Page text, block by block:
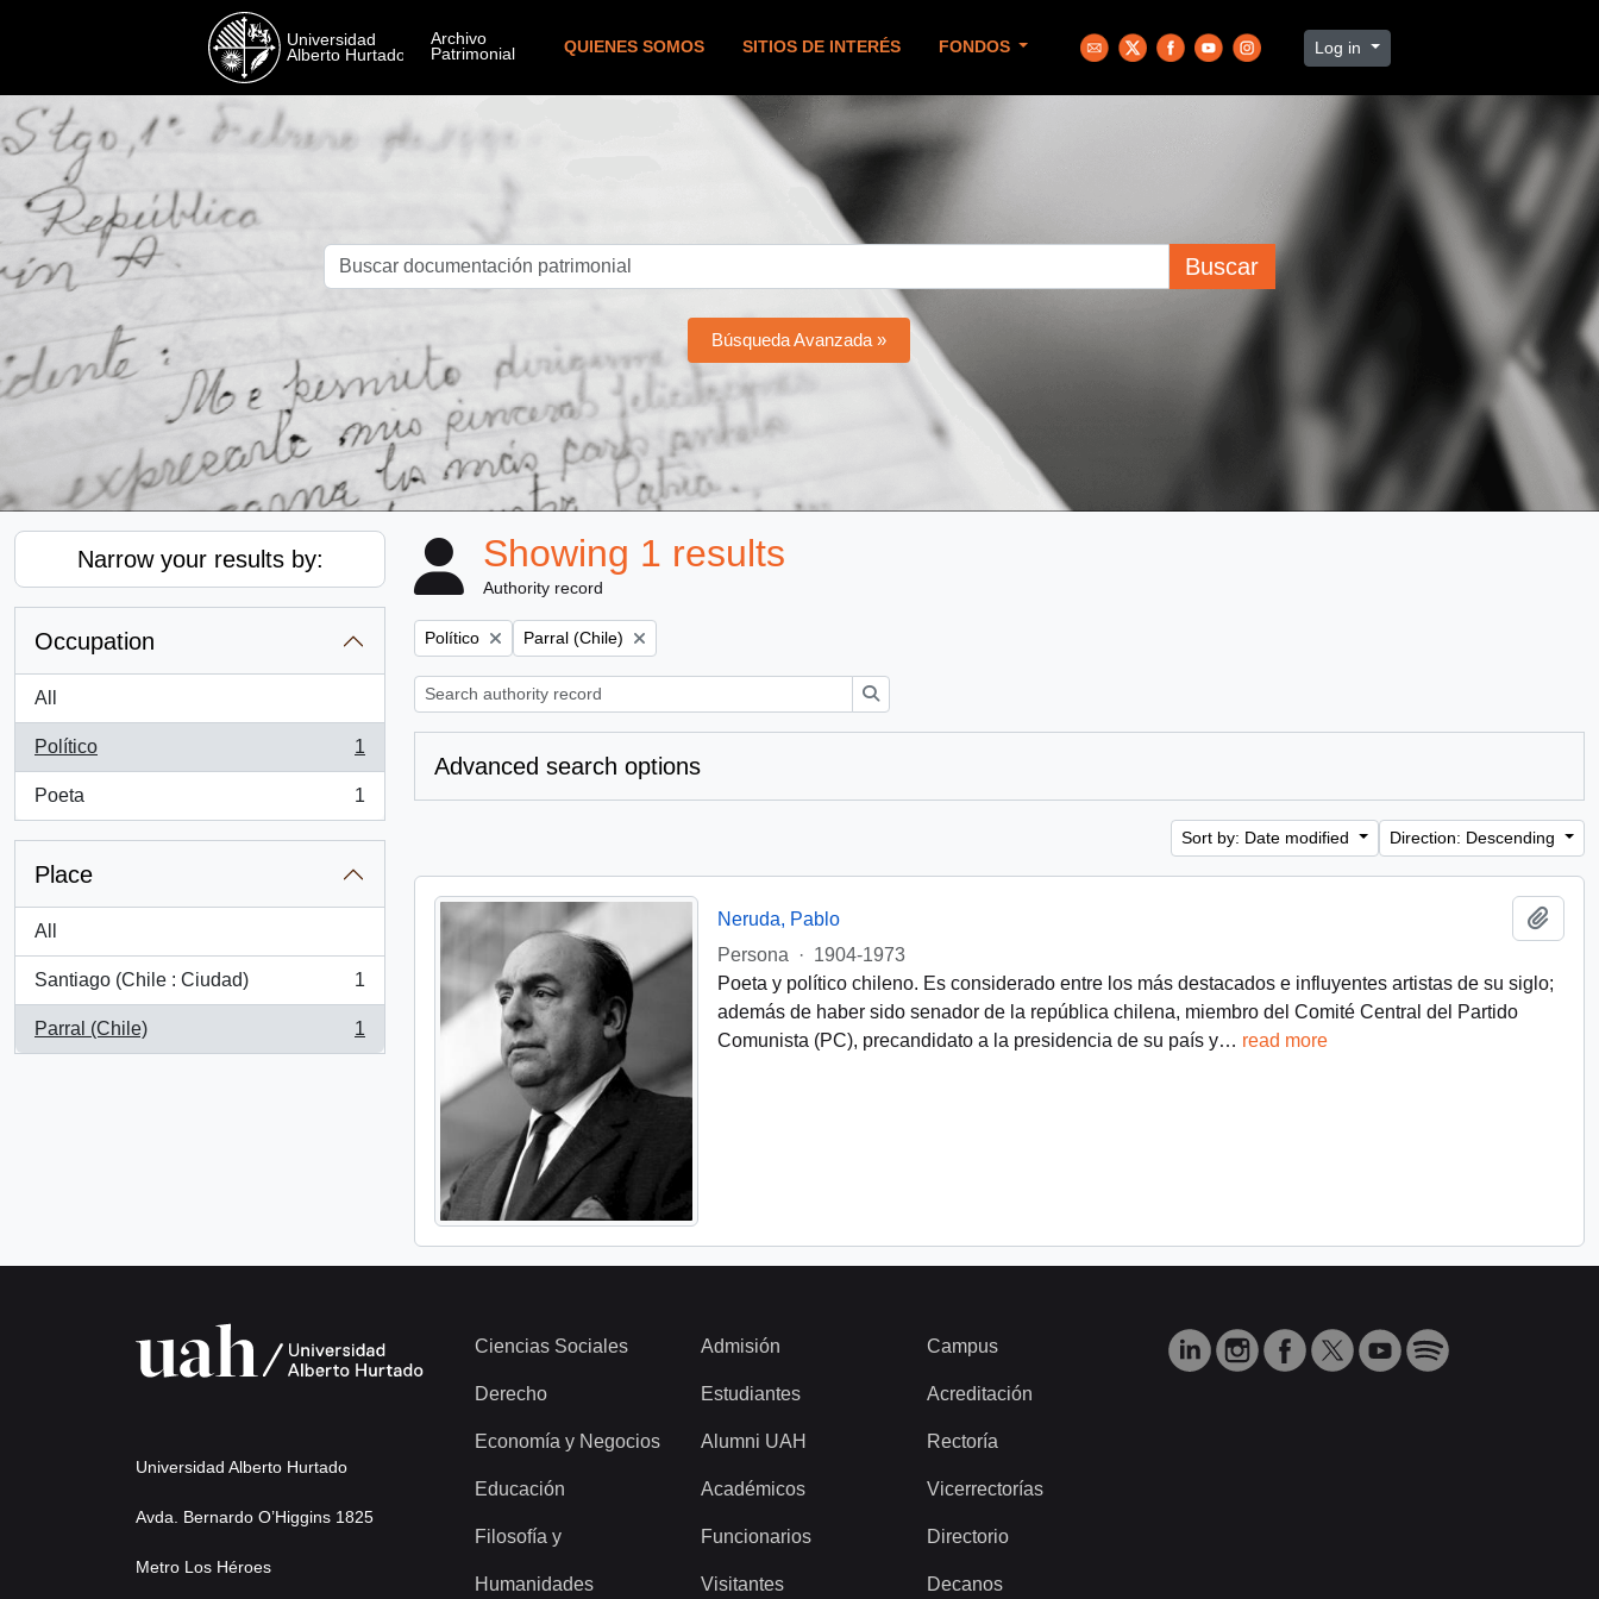
QUIENES SOMOS SITIOS DE INTERÉS FONDOS Log in
Buscar
Búsqueda Avanzada »
Narrow your results by:
Occupation
All
Político
, 1 results
1
Poeta
, 1 results
1
Place
All
Santiago (Chile : Ciudad)
, 1 results
1
Parral (Chile)
, 1 results
1
Showing 1 results
Authority record
Remove filter:
Político Remove filter:
Parral (Chile)
Advanced search options
Sort by: Date modified Direction: Descending
Neruda, Pablo
Persona
· 1904-1973
Poeta y político chileno. Es considerado entre los más destacados e influyentes artistas de su siglo;
además de haber sido senador de la república chilena, miembro del Comité Central del Partido
Comunista (PC), precandidato a la presidencia de su país y… read more
Universidad Alberto Hurtado
Avda. Bernardo O’Higgins 1825
Metro Los Héroes
Ciencias Sociales
Derecho
Economía y Negocios
Educación
Filosofía y
Humanidades
Admisión
Estudiantes
Alumni UAH
Académicos
Funcionarios
Visitantes
Campus
Acreditación
Rectoría
Vicerrectorías
Directorio
Decanos